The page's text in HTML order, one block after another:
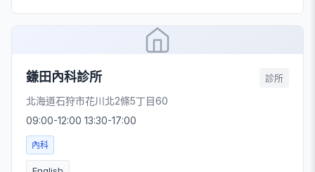
鎌田內科診所 診所
北海道石狩市花川北2條5丁目60
09:00-12:00 13:30-17:00
內科